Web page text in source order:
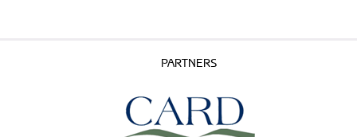
PARTNERS